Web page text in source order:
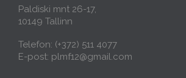
Paldiski mnt 26-17,
10149 Tallinn
Telefon: (+372) 511 4077
E-post: plmf12@gmail.com